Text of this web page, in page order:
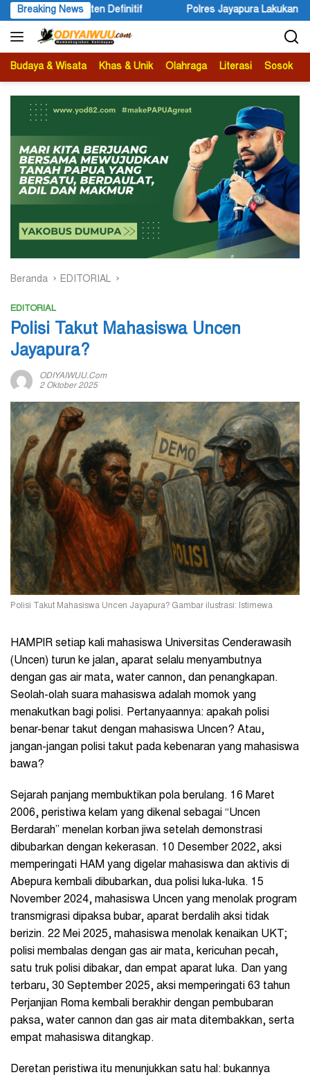
Langsung
ke
konten
Breaking News
Jayapura Lakukan Penyelidikan Pasca Keracunan Akibat Dugaan
Budaya & Wisata Khas & Unik Olahraga Literasi Sosok
Beranda EDITORIAL
EDITORIAL
Polisi Takut Mahasiswa Uncen
Jayapura?
ODIYAIWUU.com
2 Oktober 2025
Polisi Takut Mahasiswa Uncen Jayapura? Gambar ilustrasi: Istimewa
HAMPIR setiap kali mahasiswa Universitas Cenderawasih
(Uncen) turun ke jalan, aparat selalu menyambutnya
dengan gas air mata, water cannon, dan penangkapan.
Seolah-olah suara mahasiswa adalah momok yang
menakutkan bagi polisi. Pertanyaannya: apakah polisi
benar-benar takut dengan mahasiswa Uncen? Atau,
jangan-jangan polisi takut pada kebenaran yang mahasiswa
bawa?
Sejarah panjang membuktikan pola berulang. 16 Maret
2006, peristiwa kelam yang dikenal sebagai “Uncen
Berdarah” menelan korban jiwa setelah demonstrasi
dibubarkan dengan kekerasan. 10 Desember 2022, aksi
memperingati HAM yang digelar mahasiswa dan aktivis di
Abepura kembali dibubarkan, dua polisi luka-luka. 15
November 2024, mahasiswa Uncen yang menolak program
transmigrasi dipaksa bubar, aparat berdalih aksi tidak
berizin. 22 Mei 2025, mahasiswa menolak kenaikan UKT;
polisi membalas dengan gas air mata, kericuhan pecah,
satu truk polisi dibakar, dan empat aparat luka. Dan yang
terbaru, 30 September 2025, aksi memperingati 63 tahun
Perjanjian Roma kembali berakhir dengan pembubaran
paksa, water cannon dan gas air mata ditembakkan, serta
empat mahasiswa ditangkap.
Deretan peristiwa itu menunjukkan satu hal: bukannya